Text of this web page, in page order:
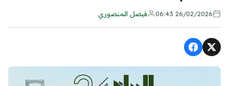
26/02/2026 06:43 فيصل المنصوري